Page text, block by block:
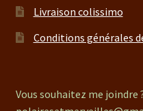
Livraison colissimo
Conditions générales
Vous souhaitez me joindre